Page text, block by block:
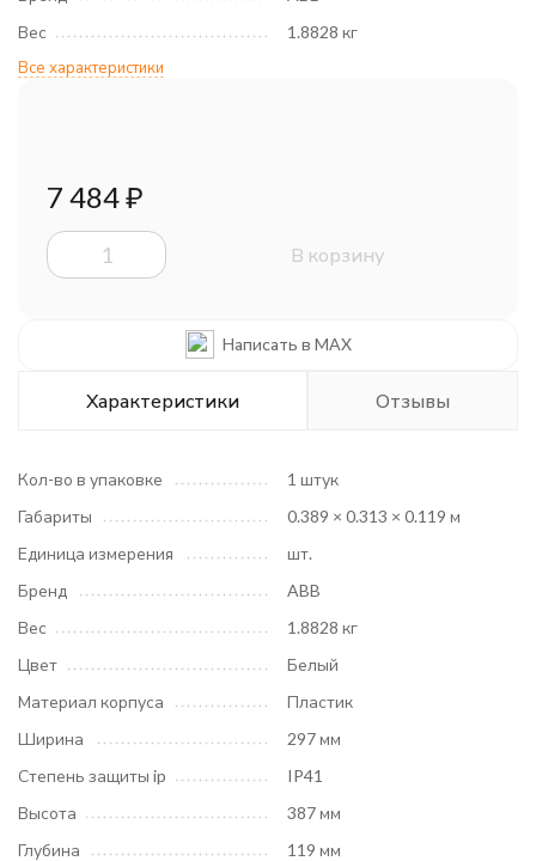
Вес
1.8828 кг
Все характеристики
7 484₽
В корзину
Написать в MAX
Характеристики Отзывы
Кол-во в упаковке
1 штук
Габариты
0.389 × 0.313 × 0.119 м
Единица измерения
шт.
Бренд
ABB
Вес
1.8828 кг
Цвет
Белый
Материал корпуса
Пластик
Ширина
297 мм
Степень защиты ip
IP41
Высота
387 мм
Глубина
119 мм